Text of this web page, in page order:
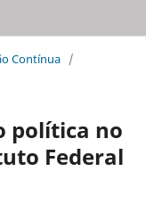
Contínua /
política no
Federal